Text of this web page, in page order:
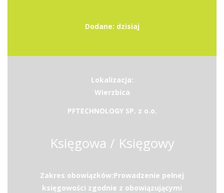
Dodane: dzisiaj
Lokalizacja:
Wierzbica
PFTECHNOLOGY SP. z o.o.
Księgowa / Księgowy
Zakres obowiązków:Prowadzenie pełnej
księgowości zgodnie z obowiązującymi